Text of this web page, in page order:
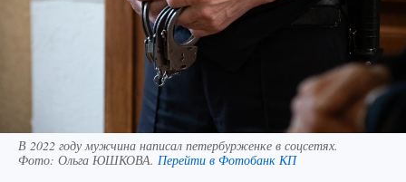
В 2022 году мужчина написал петербурженке в соцсетях.
Фото: Ольга ЮШКОВА. Перейти в Фотобанк КП